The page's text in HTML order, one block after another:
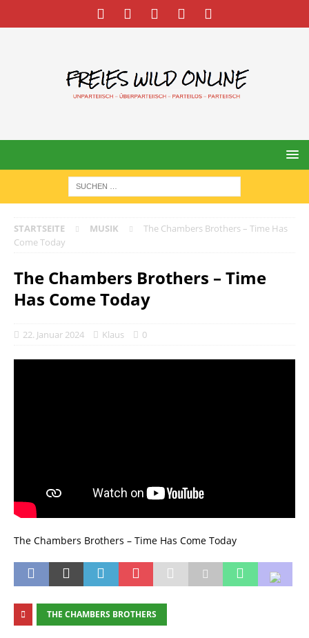
STARTSEITE MUSIK
The Chambers Brothers – Time Has
Come Today
The Chambers Brothers – Time
Has Come Today
22. Januar 2024 Klaus 0
The Chambers Brothers – Time Has Come Today
THE CHAMBERS BROTHERS